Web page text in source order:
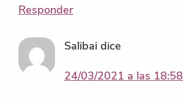
Responder
Salibai dice
24/03/2021 a las 18:58